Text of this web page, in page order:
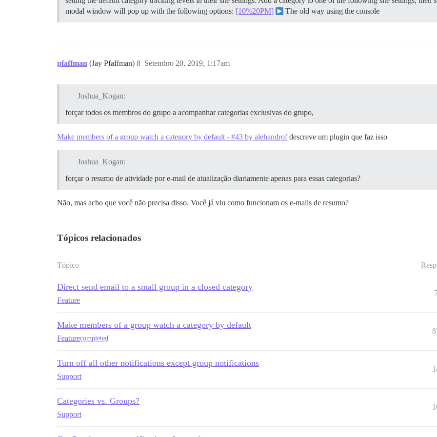
modal window will pop up with the following options: [10%20PM] The old way using the console
pfaffman (Jay Pfaffman) Setembro 20, 2019, 1:17am
8
Joshua_Kogan:
forçar todos os membros do grupo a acompanhar categorias exclusivas do grupo,
Make members of a group watch a category by default - #43 by alehandrofdescreve um plugin que faz isso
Joshua_Kogan:
forçar o resumo de atividade por e-mail de atualização diariamente apenas para essas categorias?
Não, mas acho que você não precisa disso. Você já viu como funcionam os e-mails de resumo?
Tópicos relacionados
Tópico
Direct send email to a small group in a closed category
Feature
Make members of a group watch a category by default
Featurecompleted
Turn off all other notifications except group notifications
Support
Categories vs. Groups?
Support